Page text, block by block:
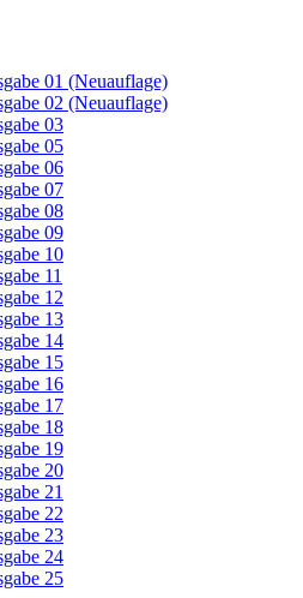
01 (Neuauflage)
02 (Neuauflage)
03
05
06
07
08
09
10
11
12
13
14
15
16
17
18
19
20
21
22
23
24
25